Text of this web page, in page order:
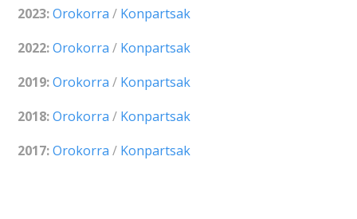
2023:Orokorra / Konpartsak
2022:Orokorra / Konpartsak
2019:Orokorra / Konpartsak
2018:Orokorra / Konpartsak
2017:Orokorra / Konpartsak